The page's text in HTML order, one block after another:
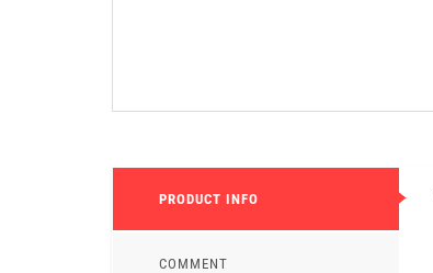
PRODUCT INFO
COMMENT